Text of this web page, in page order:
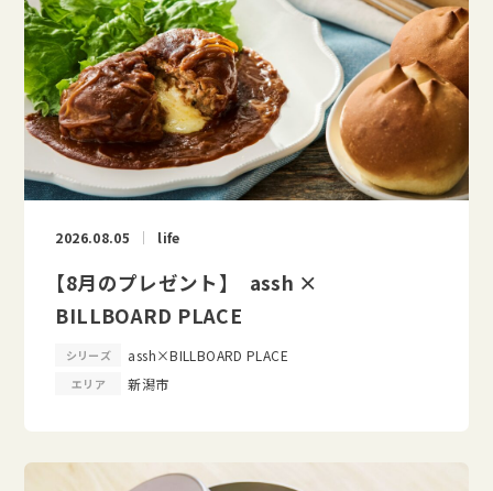
2026.08.05 life
【8月のプレゼント】 assh ×
BILLBOARD PLACE
シリーズ assh×BILLBOARD PLACE
エリア 新潟市